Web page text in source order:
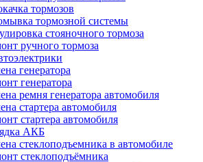
тормозов
тормозной системы
стояночного тормоза
ручного тормоза
генератора
генератора
ремня генератора автомобиля
стартера автомобиля
стартера автомобиля
АКБ
стеклоподъемника в автомобиле
стеклоподъёмника